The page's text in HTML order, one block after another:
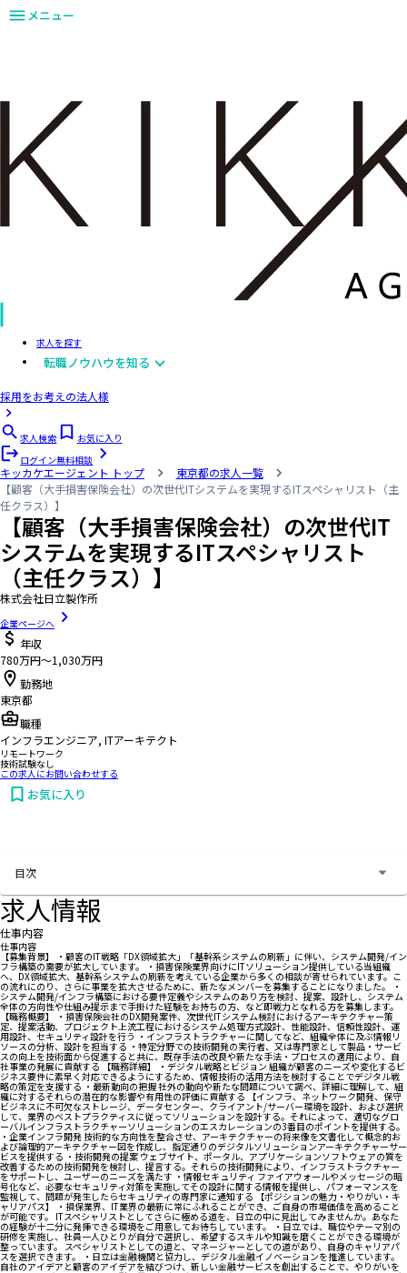
メニュー
求人を探す
転職ノウハウを知る
採用をお考えの法人様
求人検索
お気に入り
ログイン無料相談
キッカケエージェント トップ
東京都の求人一覧
【顧客（大手損害保険会社）の次世代ITシステムを実現するITスペシャリスト（主
任クラス）】
【顧客（大手損害保険会社）の次世代IT
システムを実現するITスペシャリスト
（主任クラス）】
株式会社日立製作所
企業ページへ
年収
780万円〜1,030万円
勤務地
東京都
職種
インフラエンジニア, ITアーキテクト
リモートワーク
技術試験なし
この求人にお問い合わせする
お気に入り
目次
求人情報
仕事内容
仕事内容
【募集背景】 ・顧客のIT戦略「DX領域拡大」「基幹系システムの刷新」に伴い、システム開発/イン
フラ構築の需要が拡大しています。 ・損害保険業界向けにITソリューション提供している当組織
へ、DX領域拡大、基幹系システムの刷新を考えている企業から多くの相談が寄せられています。こ
の流れにのり、さらに事業を拡大させるために、新たなメンバーを募集することになりました。 ・
システム開発/インフラ構築における要件定義やシステムのあり方を検討、提案、設計し、システム
全体の方向性や仕組み提示まで手掛けた経験をお持ちの方、など即戦力となれる方を募集します。
【職務概要】 ・損害保険会社のDX開発案件、次世代ITシステム検討におけるアーキテクチャー策
定、提案活動、プロジェクト上流工程におけるシステム処理方式設計、性能設計、信頼性設計、運
用設計、セキュリティ設計を行う ・インフラストラクチャーに関してなど、組織全体に及ぶ情報リ
ソースの分析、設計を担当する ・特定分野での技術開発の実行者、又は専門家として製品・サービ
スの向上を技術面から促進すると共に、既存手法の改良や新たな手法・プロセスの適用により、自
社事業の発展に貢献する 【職務詳細】 ・デジタル戦略とビジョン 組織が顧客のニーズや変化するビ
ジネス要件に素早く対応できるようにするため、情報技術の活用方法を検討することでデジタル戦
略の策定を支援する ・最新動向の把握 社外の動向や新たな問題について調べ、詳細に理解して、組
織に対するそれらの潜在的な影響や有用性の評価に貢献する 【インフラ、ネットワーク開発、保守
ビジネスに不可欠なストレージ、データセンター、クライアント/サーバー環境を設計、および選択
して、業界のベストプラクティスに従ってソリューションを設計する。それによって、適切なグロ
ーバルインフラストラクチャーソリューションのエスカレーションの3番目のポイントを提供する。
・企業インフラ開発 技術的な方向性を整合させ、アーキテクチャーの将来像を文書化して概念的お
よび論理的アーキテクチャー図を作成し、指定通りのデジタルソリューションアーキテクチャーサー
ビスを提供する ・技術開発の提案 ウェブサイト、ポータル、アプリケーションソフトウェアの質を
改善するための技術開発を検討し、提言する。それらの技術開発により、インフラストラクチャー
をサポートし、ユーザーのニーズを満たす ・情報セキュリティ ファイアウォールやメッセージの暗
号化など、必要なセキュリティ対策を実施してその設計に関する情報を提供し、パフォーマンスを
監視して、問題が発生したらセキュリティの専門家に通知する 【ポジションの魅力・やりがい・キ
ャリアパス】 ・損保業界、IT業界の最新に常にふれることができ、ご自身の市場価値を高めること
が可能です。 ITスペシャリストとしてさらに極める道を、日立の中に見出してみませんか。あなた
の経験が十二分に発揮できる環境をご用意してお待ちしています。 ・日立では、職位やテーマ別の
研修を実施し、社員一人ひとりが自分で選択し、希望するスキルや知識を磨くことができる環境が
整っています。 スペシャリストとしての道と、マネージャーとしての道があり、自身のキャリアパ
スを選択できます。 ・日立は金融機関と協力し、デジタル金融イノベーションを推進しています。
自社のアイデアと顧客のアイデアを結びつけ、新しい金融サービスを創出することで、やりがいを